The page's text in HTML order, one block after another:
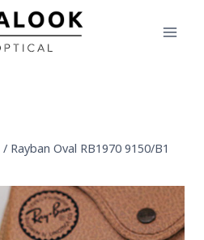
/ Rayban Oval RB1970 9150/B1